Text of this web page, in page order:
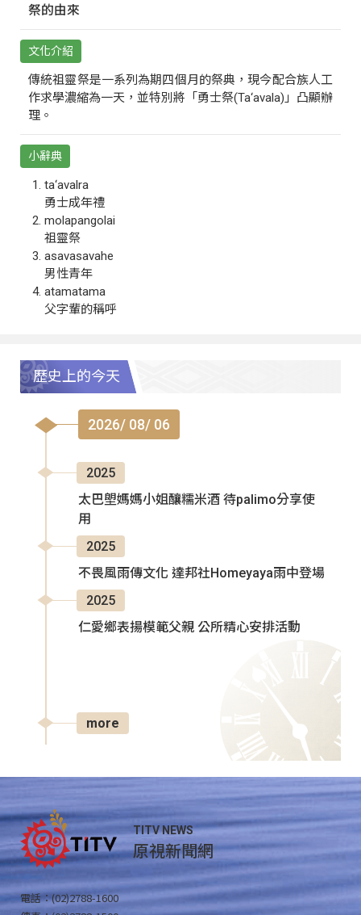
祭的由來
文化介紹
傳統祖靈祭是一系列為期四個月的祭典，現今配合族人工
作求學濃縮為一天，並特別將「勇士祭(Ta‘avala)」凸顯辦
理。
小辭典
ta‘avalra
勇士成年禮
molapangolai
祖靈祭
asavasavahe
男性青年
atamatama
父字輩的稱呼
歷史上的今天
2026/ 08/ 06
2025
太巴塱媽媽小姐釀糯米酒 待palimo分享使
用
2025
不畏風雨傳文化 達邦社Homeyaya雨中登場
2025
仁愛鄉表揚模範父親 公所精心安排活動
more
TITV NEWS
原視新聞網
電話：(02)2788-1600